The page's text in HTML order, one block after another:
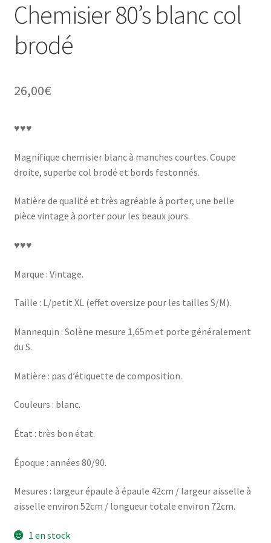
Chemisier 80’s blanc col
brodé
26,00€
♥♥♥
Magnifique chemisier blanc à manches courtes. Coupe
droite, superbe col brodé et bords festonnés.
Matière de qualité et très agréable à porter, une belle
pièce vintage à porter pour les beaux jours.
♥♥♥
Marque : Vintage.
Taille : L/petit XL (effet oversize pour les tailles S/M).
Mannequin : Solène mesure 1,65m et porte généralement
du S.
Matière : pas d’étiquette de composition.
Couleurs : blanc.
État : très bon état.
Époque : années 80/90.
Mesures : largeur épaule à épaule 42cm / largeur aisselle à
aisselle environ 52cm / longueur totale environ 72cm.
1 en stock